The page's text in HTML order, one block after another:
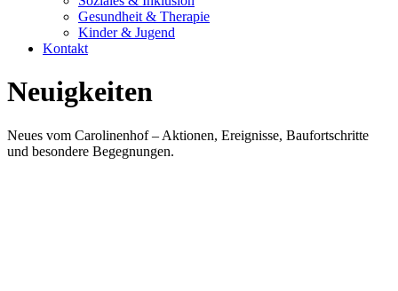
Gesundheit & Therapie
Kinder & Jugend
Kontakt
Neuigkeiten
Neues vom Carolinenhof – Aktionen, Ereignisse, Baufortschritte
und besondere Begegnungen.